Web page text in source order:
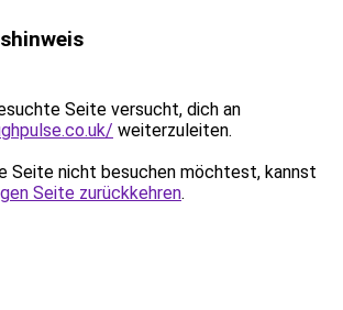
Seite versucht, dich an
weiterzuleiten.
Seite nicht besuchen möchtest, kannst
Seite zurückkehren.